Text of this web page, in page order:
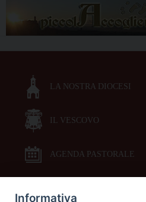
LA NOSTRA DIOCESI
IL VESCOVO
AGENDA PASTORALE
Informativa